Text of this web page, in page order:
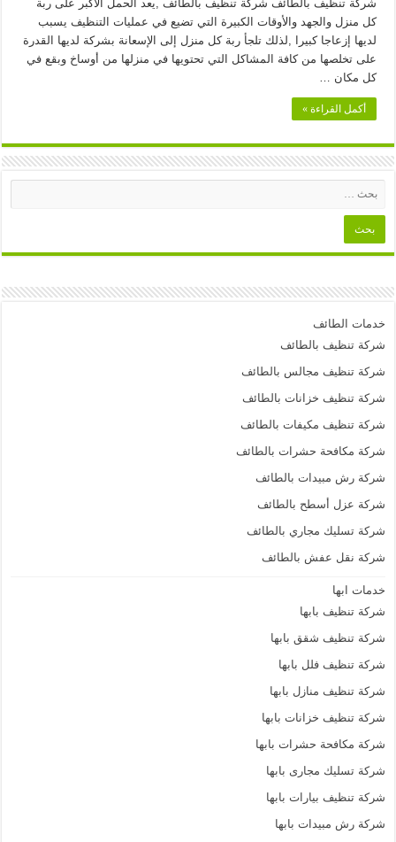
شركة تنظيف بالطائف شركة تنظيف بالطائف ,يعد الحمل الأكبر على ربة
كل منزل والجهد والأوقات الكبيرة التي تضيع في عمليات التنظيف يسبب
لديها إزعاجا كبيرا ,لذلك تلجأ ربة كل منزل إلى الإسعانة بشركة لديها القدرة
على تخلصها من كافة المشاكل التي تحتويها في منزلها من أوساخ وبقع في
كل مكان …
أكمل القراءة »
خدمات الطائف
شركة تنظيف بالطائف
شركة تنظيف مجالس بالطائف
شركة تنظيف خزانات بالطائف
شركة تنظيف مكيفات بالطائف
شركة مكافحة حشرات بالطائف
شركة رش مبيدات بالطائف
شركة عزل أسطح بالطائف
شركة تسليك مجاري بالطائف
شركة نقل عفش بالطائف
خدمات ابها
شركة تنظيف بابها
شركة تنظيف شقق بابها
شركة تنظيف فلل بابها
شركة تنظيف منازل بابها
شركة تنظيف خزانات بابها
شركة مكافحة حشرات بابها
شركة تسليك مجارى بابها
شركة تنظيف بيارات بابها
شركة رش مبيدات بابها